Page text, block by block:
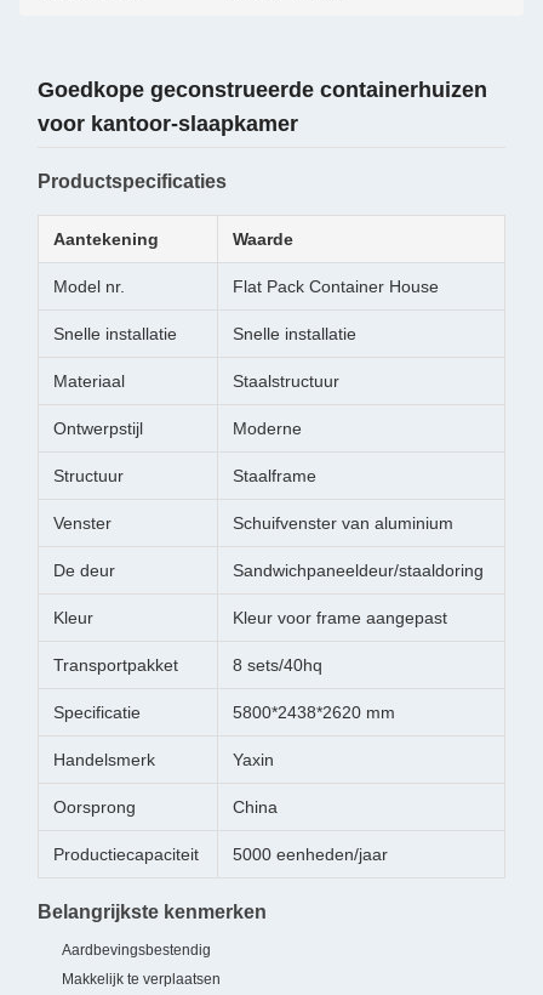
Goedkope geconstrueerde containerhuizen
voor kantoor-slaapkamer
Productspecificaties
Aantekening Waarde
Model nr. Flat Pack Container House
Snelle installatie Snelle installatie
Materiaal Staalstructuur
Ontwerpstijl Moderne
Structuur Staalframe
Venster Schuifvenster van aluminium
De deur Sandwichpaneeldeur/staaldoring
Kleur Kleur voor frame aangepast
Transportpakket 8 sets/40hq
Specificatie 5800*2438*2620 mm
Handelsmerk Yaxin
Oorsprong China
Productiecapaciteit 5000 eenheden/jaar
Belangrijkste kenmerken
Aardbevingsbestendig
Makkelijk te verplaatsen